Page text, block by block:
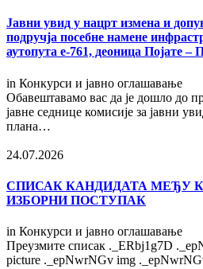
Јавни увид у нацрт измена и
подручја посебне намене
аутопута е-761, деоница Појате
in Конкурси и јавно оглашавање
Обавештавамо вас да је дошло до
јавне седнице комисије за јавни
плана…
24.07.2026
СПИСАК КАНДИДАТА МЕЂУ
ИЗБОРНИ ПОСТУПАК
in Конкурси и јавно оглашавање
Преузмите списак ._ERbj1g7D
picture ._epNwrNGv img